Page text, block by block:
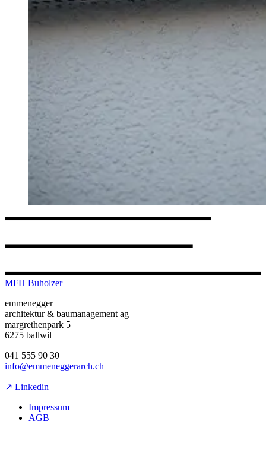
MFH Buholzer
emmenegger
architektur & baumanagement ag
margrethenpark 5
6275 ballwil
041 555 90 30
info@emmeneggerarch.ch
↗ Linkedin
Impressum
AGB